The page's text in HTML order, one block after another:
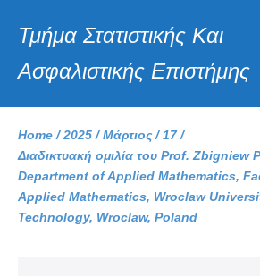
Τμήμα Στατιστικής Και
Ασφαλιστικής Επιστήμης
Home /2025 /Μάρτιος /17/
Διαδικτυακή ομιλία του Prof. Zbigniew
Department of Applied Mathematics,
Applied Mathematics, Wroclaw
Technology, Wroclaw, Poland